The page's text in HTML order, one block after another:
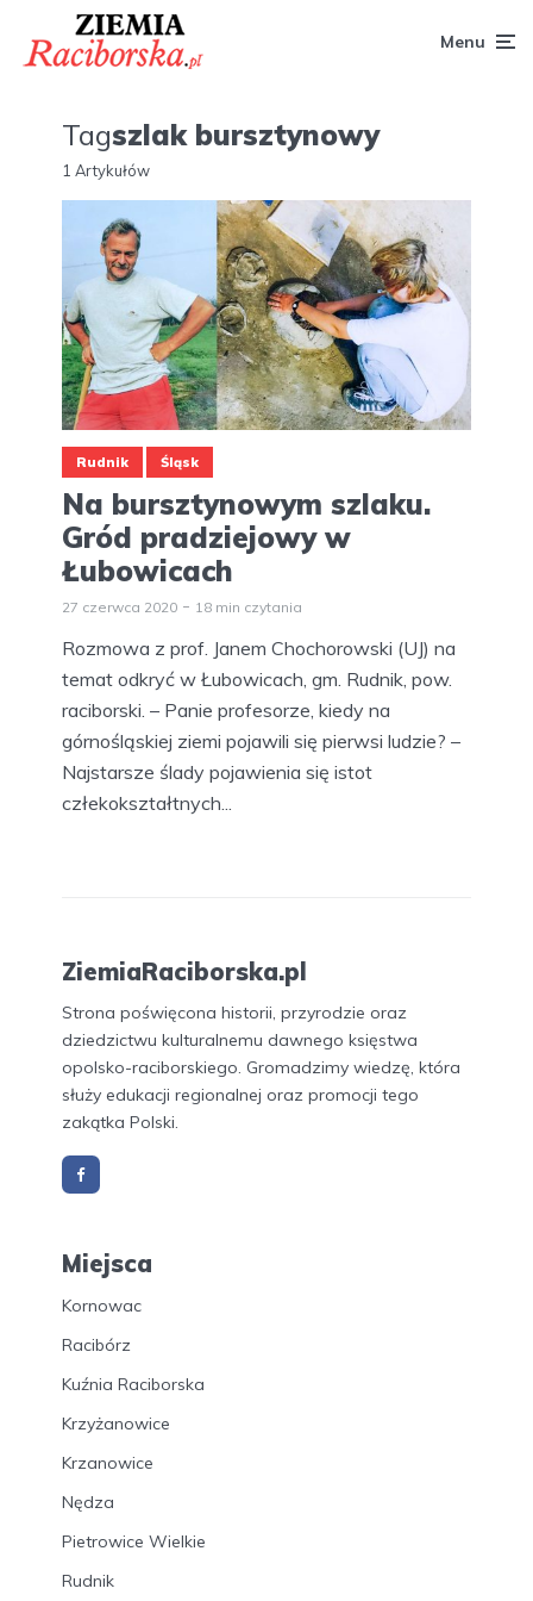
Menu
Tagszlak bursztynowy
1 Artykułów
Rudnik Śląsk
Na bursztynowym szlaku.
Gród pradziejowy w
Łubowicach
27 czerwca 2020 18 min czytania
Rozmowa z prof. Janem Chochorowski (UJ) na
temat odkryć w Łubowicach, gm. Rudnik, pow.
raciborski. – Panie profesorze, kiedy na
górnośląskiej ziemi pojawili się pierwsi ludzie? –
Najstarsze ślady pojawienia się istot
człekokształtnych...
ZiemiaRaciborska.pl
Strona poświęcona historii, przyrodzie oraz
dziedzictwu kulturalnemu dawnego księstwa
opolsko-raciborskiego. Gromadzimy wiedzę, która
służy edukacji regionalnej oraz promocji tego
zakątka Polski.
Miejsca
Kornowac
Racibórz
Kuźnia Raciborska
Krzyżanowice
Krzanowice
Nędza
Pietrowice Wielkie
Rudnik